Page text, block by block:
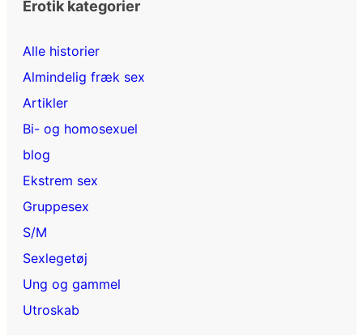
Erotik kategorier
Alle historier
Almindelig fræk sex
Artikler
Bi- og homosexuel
blog
Ekstrem sex
Gruppesex
S/M
Sexlegetøj
Ung og gammel
Utroskab